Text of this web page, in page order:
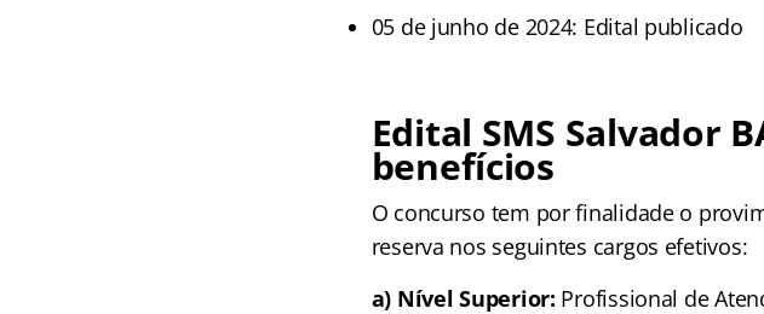
05 de junho de 2024: Edital publicado
Edital SMS Salvador
benefícios
O concurso tem por finalidade o
reserva nos seguintes cargos efetivos:
a) Nível Superior: Profissional de